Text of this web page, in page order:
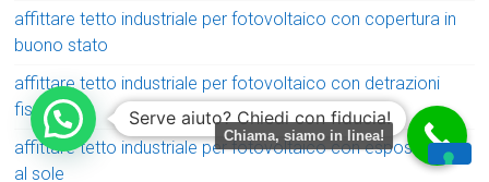
affittare tetto industriale per fotovoltaico con copertura in
buono stato
affittare tetto industriale per fotovoltaico con detrazioni
fiscali
affittare tetto industriale per fotovoltaico con esposizione
al sole
Serve aiuto? Chiedi con fiducia!
Chiama, siamo in linea!